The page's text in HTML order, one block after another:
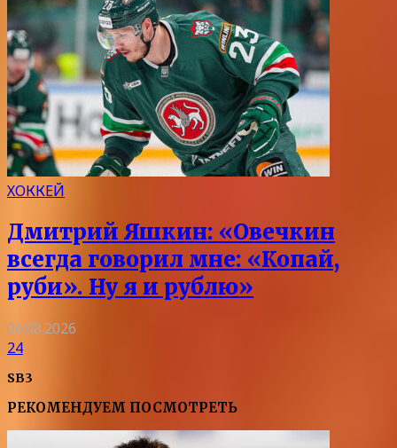
ХОККЕЙ
Дмитрий Яшкин: «Овечкин
всегда говорил мне: «Копай,
руби». Ну я и рублю»
06.08.2026
24
SB3
РЕКОМЕНДУЕМ ПОСМОТРЕТЬ